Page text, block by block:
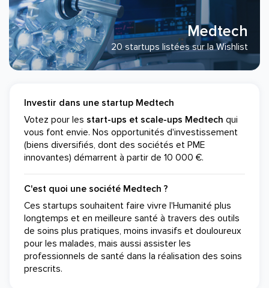
Medtech
20 startups listées sur la Wishlist
Investir dans une startup Medtech
Votez pour les start-ups et scale-ups Medtech qui
vous font envie. Nos opportunités d'investissement
(biens diversifiés, dont des sociétés et PME
innovantes) démarrent à partir de 10 000 €.
C'est quoi une société Medtech ?
Ces startups souhaitent faire vivre l'Humanité plus
longtemps et en meilleure santé à travers des outils
de soins plus pratiques, moins invasifs et douloureux
pour les malades, mais aussi assister les
professionnels de santé dans la réalisation des soins
prescrits.